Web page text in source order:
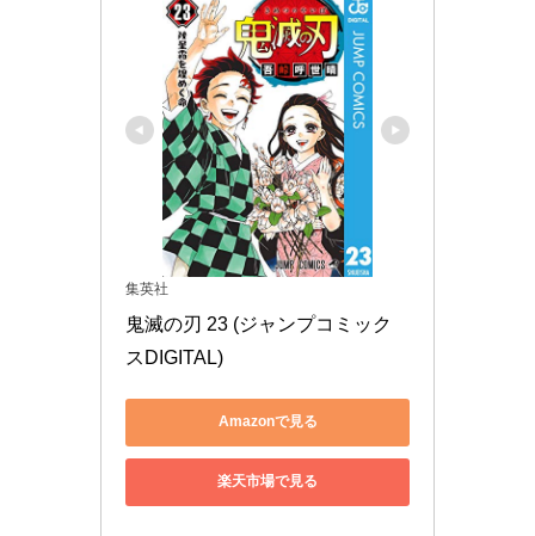
集英社
鬼滅の刃 23 (ジャンプコミック
スDIGITAL)
Amazonで見る
楽天市場で見る